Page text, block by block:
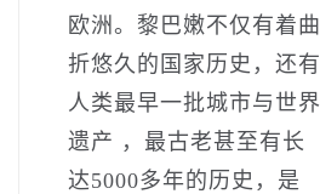
欧洲。黎巴嫩不仅有着曲
折悠久的国家历史，还有
人类最早一批城市与世界
遗产 ，最古老甚至有长
达5000多年的历史，是